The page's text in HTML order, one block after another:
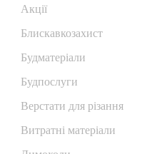
Акції
Блискавкозахист
Будматеріали
Будпослуги
Верстати для різання
Витратні матеріали